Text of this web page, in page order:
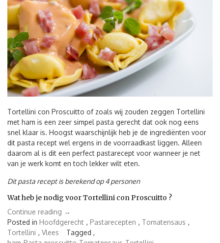
Tortellini con Proscuitto of zoals wij zouden zeggen Tortellini
met ham is een zeer simpel pasta gerecht dat ook nog eens
snel klaar is. Hoogst waarschijnlijk heb je de ingrediënten voor
dit pasta recept wel ergens in de voorraadkast liggen. Alleen
daarom al is dit een perfect pastarecept voor wanneer je net
van je werk komt en toch lekker wilt eten.
Dit pasta recept is berekend op 4 personen
Wat heb je nodig voor Tortellini con Proscuitto ?
Continue reading “Tortellini
con
Proscuitto”
→
Posted in Hoofdgerecht , Pastarecepten , Tomatensaus ,
Tortellini , Vlees
Tagged ,